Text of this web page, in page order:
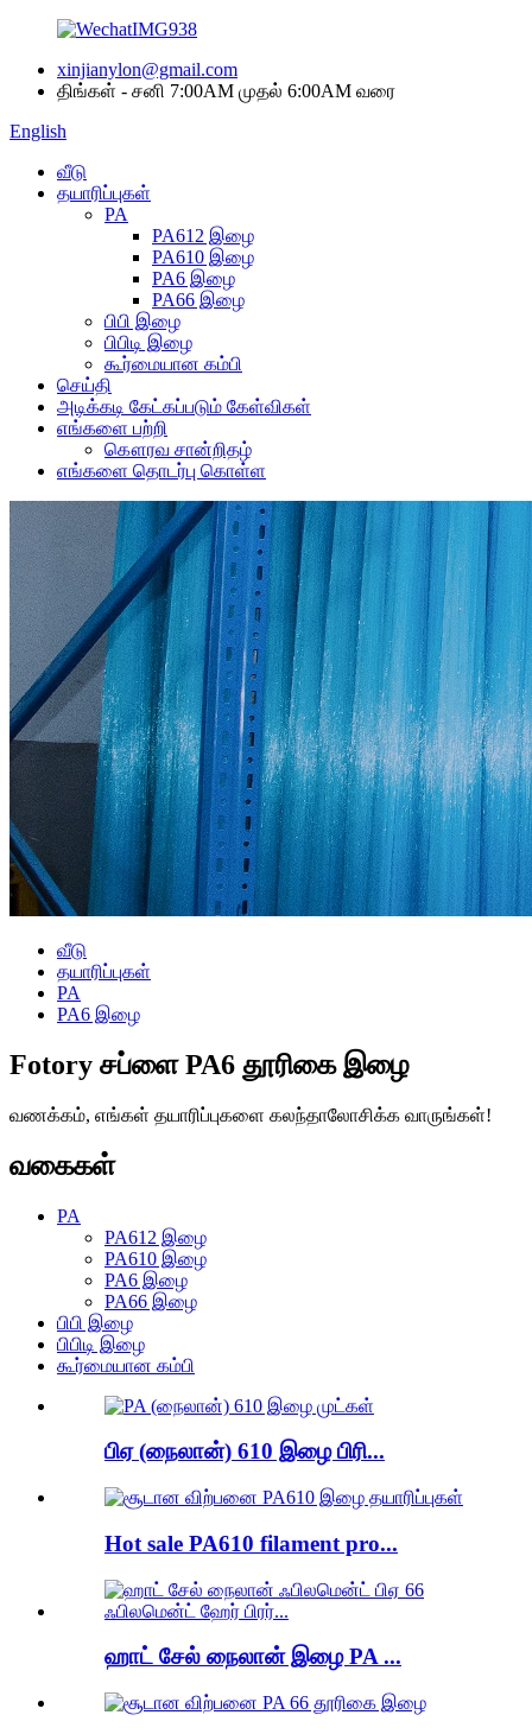
xinjianylon@gmail.com
திங்கள் - சனி 7:00AM முதல் 6:00AM வரை
English
வீடு
தயாரிப்புகள்
PA
PA612 இழை
PA610 இழை
PA6 இழை
PA66 இழை
பிபி இழை
பிபிடி இழை
கூர்மையான கம்பி
செய்தி
அடிக்கடி கேட்கப்படும் கேள்விகள்
எங்களை பற்றி
கௌரவ சான்றிதழ்
எங்களை தொடர்பு கொள்ள
வீடு
தயாரிப்புகள்
PA
PA6 இழை
Fotory சப்ளை PA6 தூரிகை இழை
வணக்கம், எங்கள் தயாரிப்புகளை கலந்தாலோசிக்க வாருங்கள்!
வகைகள்
PA
PA612 இழை
PA610 இழை
PA6 இழை
PA66 இழை
பிபி இழை
பிபிடி இழை
கூர்மையான கம்பி
பிஏ (நைலான்) 610 இழை பிரி...
Hot sale PA610 filament pro...
ஹாட் சேல் நைலான் இழை PA ...